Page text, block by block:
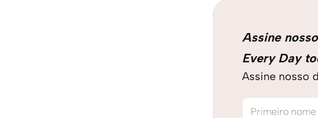
Assine
Every Day
Assine nosso
Primeiro nome